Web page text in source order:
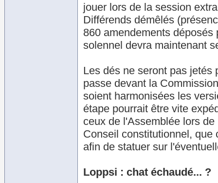
jouer lors de la session
Différends démêlés
860 amendements
solennel devra maintenant
Les dés ne seront pas jetés
passe devant la
soient harmonisées les
étape pourrait être vite
ceux de l'Assemblée lors
Conseil constitutionnel, que
afin de statuer sur
Loppsi : chat échaudé... ?